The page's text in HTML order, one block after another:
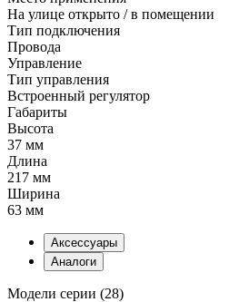
На улице открыто / в помещении
Тип подключения
Провода
Управление
Тип управления
Встроенный регулятор
Габариты
Высота
37 мм
Длина
217 мм
Ширина
63 мм
Аксессуары
Аналоги
Модели серии (28)